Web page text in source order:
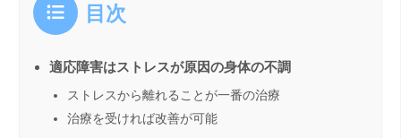
目次
適応障害はストレスが原因の身体の不調
ストレスから離れることが一番の治療
治療を受ければ改善が可能